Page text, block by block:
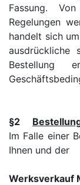
Fassung.
Regelungen
handelt sich
ausdrückliche
Bestellung
§2
Im Falle einer
Ihnen und der
Werksverkauf